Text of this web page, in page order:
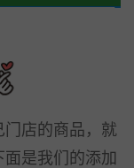
门店的商品，就
是我们的添加